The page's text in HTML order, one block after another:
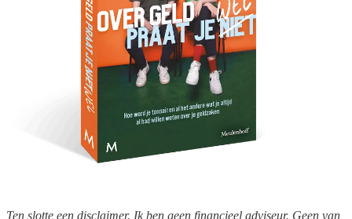
Ten slotte een disclaimer. Ik ben geen financieel adviseur. Geen van